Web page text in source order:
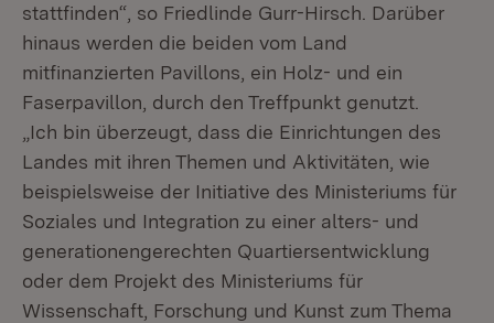
stattfinden“, so Friedlinde Gurr-Hirsch. Darüber
hinaus werden die beiden vom Land
mitfinanzierten Pavillons, ein Holz- und ein
Faserpavillon, durch den Treffpunkt genutzt.
„Ich bin überzeugt, dass die Einrichtungen des
Landes mit ihren Themen und Aktivitäten, wie
beispielsweise der Initiative des Ministeriums für
Soziales und Integration zu einer alters- und
generationengerechten Quartiersentwicklung
oder dem Projekt des Ministeriums für
Wissenschaft, Forschung und Kunst zum Thema